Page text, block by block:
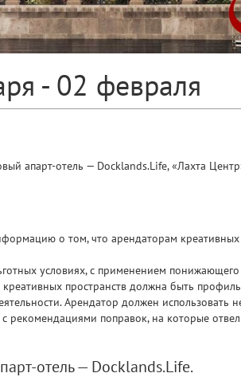
- 02 февраля
апарт-отель — Docklands.Life, «Лахта
о том, что арендаторам креативных
условиях, с применением понижающего
пространств должна быть
Арендатор должен использовать
рекомендациями поправок, на которые
отель — Docklands.Life.